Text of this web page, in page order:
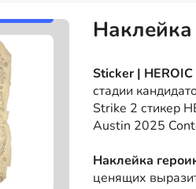
Sticker |
стадии
Strike 2 стикер
Austin 2025
Наклейка
ценящих